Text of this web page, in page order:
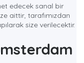
edecek sanal bir
aittir, tarafımızdan
size verilecektir.